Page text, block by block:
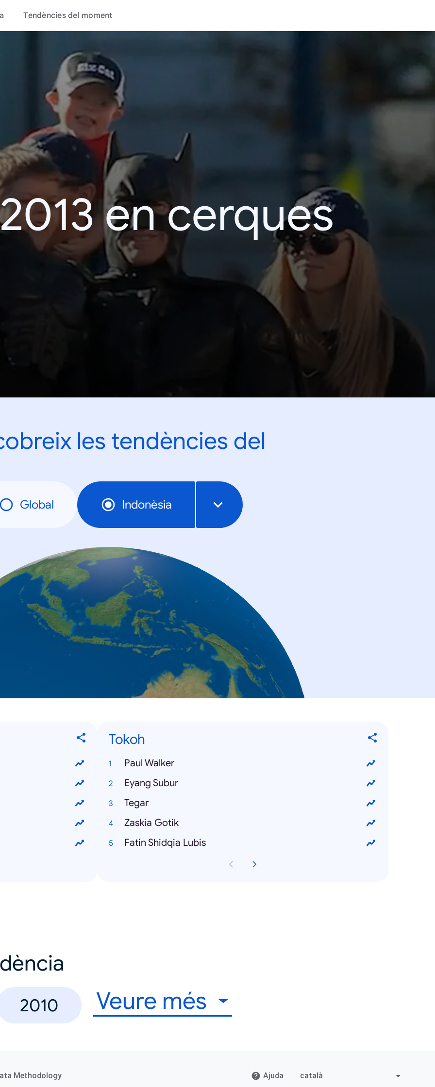
Tendències del moment
en cerques
les tendències del
Global Indonèsia
Tokoh
Paul Walker
Eyang Subur
Tegar
Zaskia Gotik
Fatin Shidqia Lubis
2010 Veure més
Methodology Ajuda